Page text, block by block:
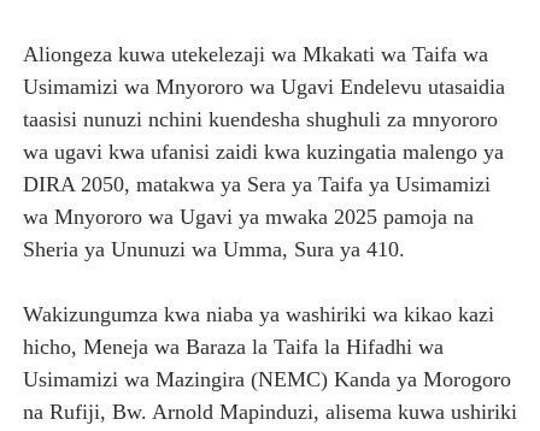
Aliongeza kuwa utekelezaji wa Mkakati wa Taifa wa
Usimamizi wa Mnyororo wa Ugavi Endelevu utasaidia
taasisi nunuzi nchini kuendesha shughuli za mnyororo
wa ugavi kwa ufanisi zaidi kwa kuzingatia malengo ya
DIRA 2050, matakwa ya Sera ya Taifa ya Usimamizi
wa Mnyororo wa Ugavi ya mwaka 2025 pamoja na
Sheria ya Ununuzi wa Umma, Sura ya 410.
Wakizungumza kwa niaba ya washiriki wa kikao kazi
hicho, Meneja wa Baraza la Taifa la Hifadhi wa
Usimamizi wa Mazingira (NEMC) Kanda ya Morogoro
na Rufiji, Bw. Arnold Mapinduzi, alisema kuwa ushiriki